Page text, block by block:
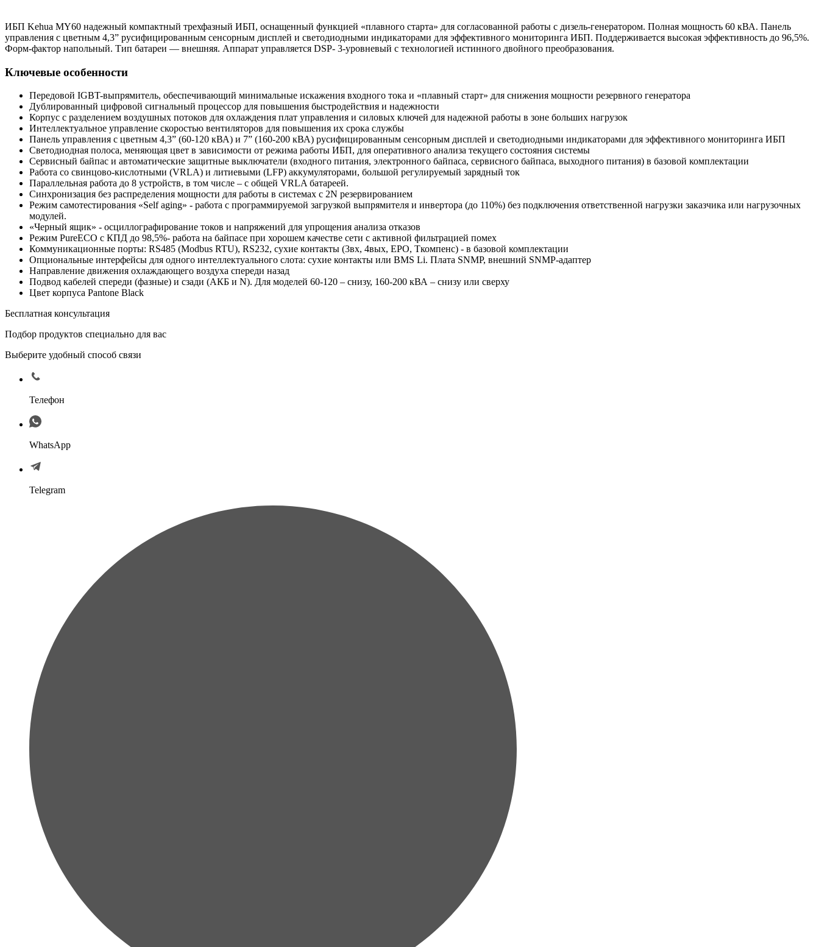
ИБП Kehua MY60 надежный компактный трехфазный ИБП, оснащенный функцией «плавного старта» для согласованной работы с дизель-генератором. Полная мощность 60 кВА. Панель
управления с цветным 4,3” русифицированным сенсорным дисплей и светодиодными индикаторами для эффективного мониторинга ИБП. Поддерживается высокая эффективность до 96,5%.
Форм-фактор напольный. Тип батареи — внешняя. Аппарат управляется DSP- 3-уровневый с технологией истинного двойного преобразования.
Ключевые особенности
Передовой IGBT-выпрямитель, обеспечивающий минимальные искажения входного тока и «плавный старт» для снижения мощности резервного генератора
Дублированный цифровой сигнальный процессор для повышения быстродействия и надежности
Корпус с разделением воздушных потоков для охлаждения плат управления и силовых ключей для надежной работы в зоне больших нагрузок
Интеллектуальное управление скоростью вентиляторов для повышения их срока службы
Панель управления с цветным 4,3” (60-120 кВА) и 7” (160-200 кВА) русифицированным сенсорным дисплей и светодиодными индикаторами для эффективного мониторинга ИБП
Светодиодная полоса, меняющая цвет в зависимости от режима работы ИБП, для оперативного анализа текущего состояния системы
Сервисный байпас и автоматические защитные выключатели (входного питания, электронного байпаса, сервисного байпаса, выходного питания) в базовой комплектации
Работа со свинцово-кислотными (VRLA) и литиевыми (LFP) аккумуляторами, большой регулируемый зарядный ток
Параллельная работа до 8 устройств, в том числе – с общей VRLA батареей.
Синхронизация без распределения мощности для работы в системах с 2N резервированием
Режим самотестирования «Self aging» - работа с программируемой загрузкой выпрямителя и инвертора (до 110%) без подключения ответственной нагрузки заказчика или нагрузочных
модулей.
«Черный ящик» - осциллографирование токов и напряжений для упрощения анализа отказов
Режим PureECO с КПД до 98,5%- работа на байпасе при хорошем качестве сети с активной фильтрацией помех
Коммуникационные порты: RS485 (Modbus RTU), RS232, сухие контакты (3вх, 4вых, EPO, Ткомпенс) - в базовой комплектации
Опциональные интерфейсы для одного интеллектуального слота: сухие контакты или BMS Li. Плата SNMP, внешний SNMP-адаптер
Направление движения охлаждающего воздуха спереди назад
Подвод кабелей спереди (фазные) и сзади (АКБ и N). Для моделей 60-120 – снизу, 160-200 кВА – снизу или сверху
Цвет корпуса Pantone Black
Бесплатная консультация
Подбор продуктов специально для вас
Выберите удобный способ связи
Телефон
WhatsApp
Telegram